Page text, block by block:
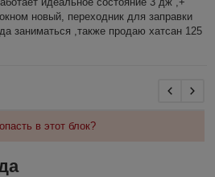
новый, переходник для заправки
заниматься ,также продаю хатсан 125
в этот блок?